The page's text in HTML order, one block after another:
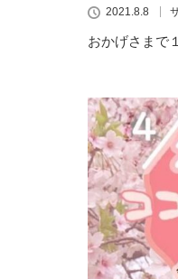
2021.8.8
おかげさまで